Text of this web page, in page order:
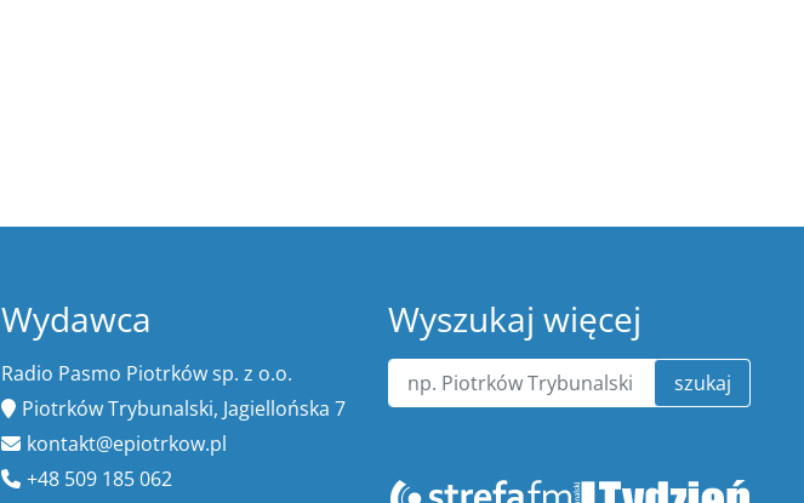
Wydawca
Radio Pasmo Piotrków sp. z o.o.
Piotrków Trybunalski, Jagiellońska 7
kontakt@epiotrkow.pl
+48 509 185 062
Wyszukaj więcej
szukaj